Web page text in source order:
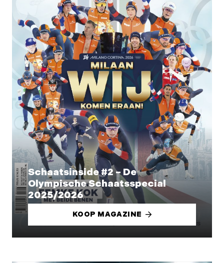
Schaatsinside #2 – De
Olympische Schaatsspecial
2025/2026
KOOP MAGAZINE